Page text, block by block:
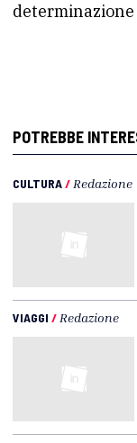
determinazione
POTREBBE
CULTURA/ Redazione
VIAGGI / Redazione